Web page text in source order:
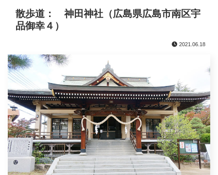
散歩道： 神田神社（広島県広島市南区宇
品御幸４）
2021.06.18